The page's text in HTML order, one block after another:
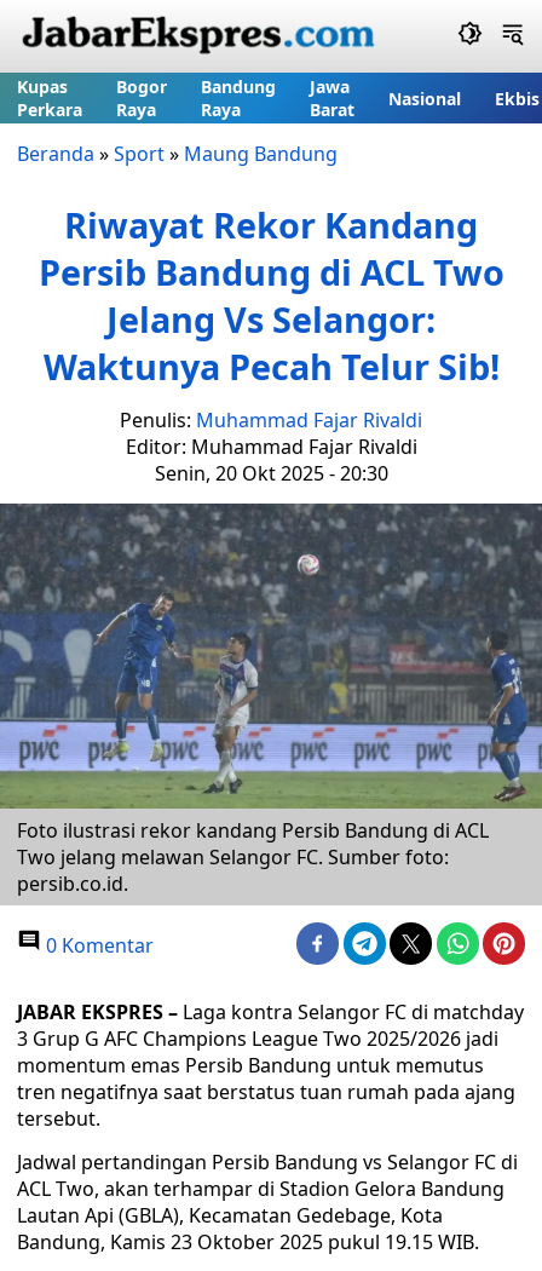
Kupas
Perkara
Bogor
Raya
Bandung
Raya
Jawa
Barat
Nasional Ekbis
Beranda »Sport» Maung Bandung
Riwayat Rekor Kandang
Persib Bandung di ACL Two
Jelang Vs Selangor:
Waktunya Pecah Telur Sib!
Penulis: Muhammad Fajar Rivaldi
Editor: Muhammad Fajar Rivaldi
Senin, 20 Okt 2025 - 20:30
Foto ilustrasi rekor kandang Persib Bandung di ACL
Two jelang melawan Selangor FC. Sumber foto:
persib.co.id.
0 Komentar
JABAR EKSPRES – Laga kontra Selangor FC di matchday
3 Grup G AFC Champions League Two 2025/2026 jadi
momentum emas Persib Bandung untuk memutus
tren negatifnya saat berstatus tuan rumah pada ajang
tersebut.
Jadwal pertandingan Persib Bandung vs Selangor FC di
ACL Two, akan terhampar di Stadion Gelora Bandung
Lautan Api (GBLA), Kecamatan Gedebage, Kota
Bandung, Kamis 23 Oktober 2025 pukul 19.15 WIB.